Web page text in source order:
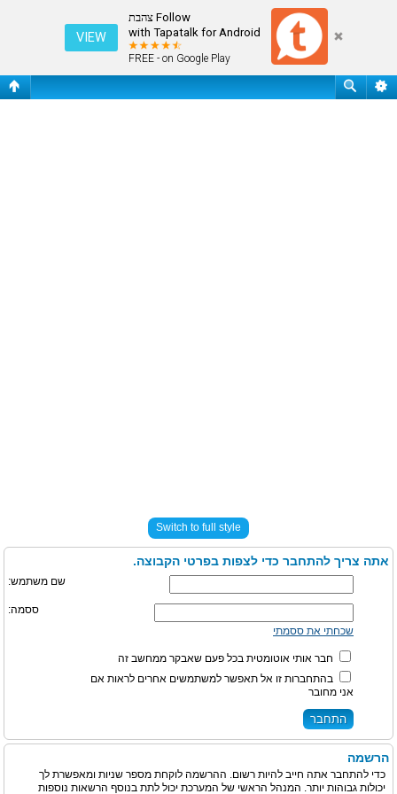
Follow צהבת
with Tapatalk for Android
FREE - on Google Play
VIEW
התחבר
Switch to full style
אתה צריך להתחבר כדי לצפות בפרטי הקבוצה.
שם משתמש:
ססמה:
שכחתי את ססמתי
חבר אותי אוטומטית בכל פעם שאבקר ממחשב זה
בהתחברות זו אל תאפשר למשתמשים אחרים לראות אם
אני מחובר
הרשמה
כדי להתחבר אתה חייב להיות רשום. ההרשמה לוקחת מספר שניות ומאפשרת לך
יכולות גבוהות יותר. המנהל הראשי של המערכת יכול לתת בנוסף הרשאות נוספות